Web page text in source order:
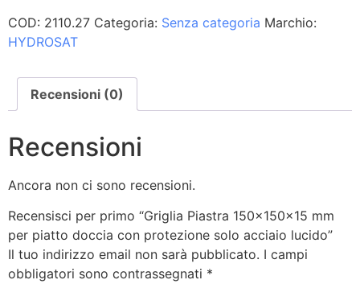
COD: 2110.27 Categoria: Senza categoria Marchio:
HYDROSAT
Recensioni (0)
Recensioni
Ancora non ci sono recensioni.
Recensisci per primo “Griglia Piastra 150x150x15 mm
per piatto doccia con protezione solo acciaio lucido”
Il tuo indirizzo email non sarà pubblicato. I campi
obbligatori sono contrassegnati *